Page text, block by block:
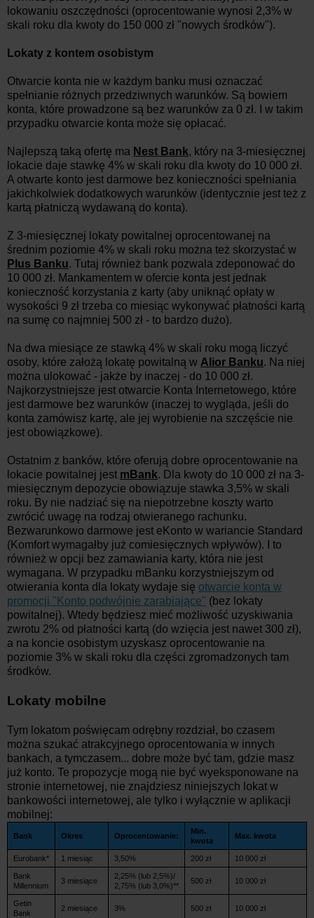
lokowaniu oszczędności (oprocentowanie wynosi 2,3% w
skali roku dla kwoty do 150 000 zł "nowych środków").
Lokaty z kontem osobistym
Otwarcie konta nie w każdym banku musi oznaczać
spełnianie różnych przedziwnych warunków. Są bowiem
konta, które prowadzone są bez warunków za 0 zł. I w takim
przypadku otwarcie konta może się opłacać.
Najlepszą taką ofertę ma Nest Bank, który na 3-miesięcznej
lokacie daje stawkę 4% w skali roku dla kwoty do 10 000 zł.
A otwarte konto jest darmowe bez konieczności spełniania
jakichkolwiek dodatkowych warunków (identycznie jest też z
kartą płatniczą wydawaną do konta).
Z 3-miesięcznej lokaty powitalnej oprocentowanej na
średnim poziomie 4% w skali roku można też skorzystać w
Plus Banku. Tutaj również bank pozwala zdeponować do
10 000 zł. Mankamentem w ofercie konta jest jednak
konieczność korzystania z karty (aby uniknąć opłaty w
wysokości 9 zł trzeba co miesiąc wykonywać płatności kartą
na sumę co najmniej 500 zł - to bardzo dużo).
Na dwa miesiące ze stawką 4% w skali roku mogą liczyć
osoby, które założą lokatę powitalną w Alior Banku. Na niej
można ulokować - jakże by inaczej - do 10 000 zł.
Najkorzystniejsze jest otwarcie Konta Internetowego, które
jest darmowe bez warunków (inaczej to wygląda, jeśli do
konta zamówisz kartę, ale jej wyrobienie na szczęście nie
jest obowiązkowe).
Ostatnim z banków, które oferują dobre oprocentowanie na
lokacie powitalnej jest mBank. Dla kwoty do 10 000 zł na 3-
miesięcznym depozycie obowiązuje stawka 3,5% w skali
roku. By nie nadziać się na niepotrzebne koszty warto
zwrócić uwagę na rodzaj otwieranego rachunku.
Bezwarunkowo darmowe jest eKonto w wariancie Standard
(Komfort wymagałby już comiesięcznych wpływów). I to
również w opcji bez zamawiania karty, która nie jest
wymagana. W przypadku mBanku korzystniejszym od
otwierania konta dla lokaty wydaje się otwarcie konta w
promocji "Konto podwójnie zarabiające" (bez lokaty
powitalnej). Wtedy będziesz mieć możliwość uzyskiwania
zwrotu 2% od płatności kartą (do wzięcia jest nawet 300 zł),
a na koncie osobistym uzyskasz oprocentowanie na
poziomie 3% w skali roku dla części zgromadzonych tam
środków.
Lokaty mobilne
Tym lokatom poświęcam odrębny rozdział, bo czasem
można szukać atrakcyjnego oprocentowania w innych
bankach, a tymczasem... dobre może być tam, gdzie masz
już konto. Te propozycje mogą nie być wyeksponowane na
stronie internetowej, nie znajdziesz niniejszych lokat w
bankowości internetowej, ale tylko i wyłącznie w aplikacji
mobilnej:
Bank Okres Oprocentowanie:
Min.
kwota
Max. kwota
Eurobank* 1 miesiąc 3,50% 200 zł 10 000 zł
Bank
Millennium
3 miesiące
2,25% (lub 2,5%)/
2,75% (lub 3,0%)**
500 zł 10 000 zł
Getin
Bank
2 miesiące 3% 500 zł 10 000 zł